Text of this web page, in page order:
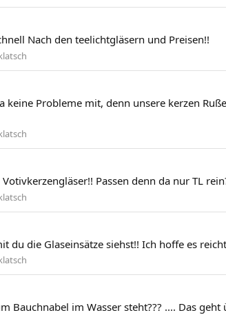
Nach den teelichtgläsern und Preisen!!
keine Probleme mit, denn unsere kerzen
Passen denn da nur TL
du die Glaseinsätze siehst!! Ich hoffe es
Bauchnabel im Wasser steht??? .... Das